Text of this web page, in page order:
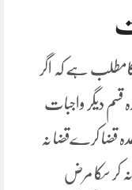
ہے کہ اگر
قسم دیگر واجبات
قضا کرےقضا نہ
کر سکا مرض